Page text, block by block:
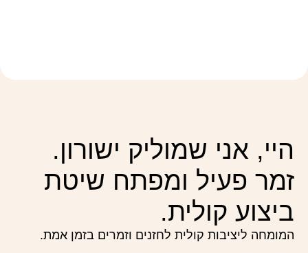
היי, אני שמוליק ישורון.
זמר פעיל ומפתח שיטת
ביצוע קולית.
המומחה ליציבות קולית לחזנים וזמרים בזמן אמת.